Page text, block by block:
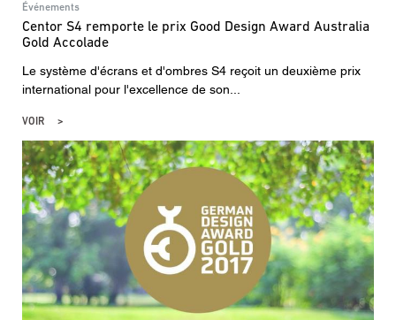
Événements
Centor S4 remporte le prix Good Design Award Australia
Gold Accolade
Le système d'écrans et d'ombres S4 reçoit un deuxième prix
international pour l'excellence de son...
VOIR